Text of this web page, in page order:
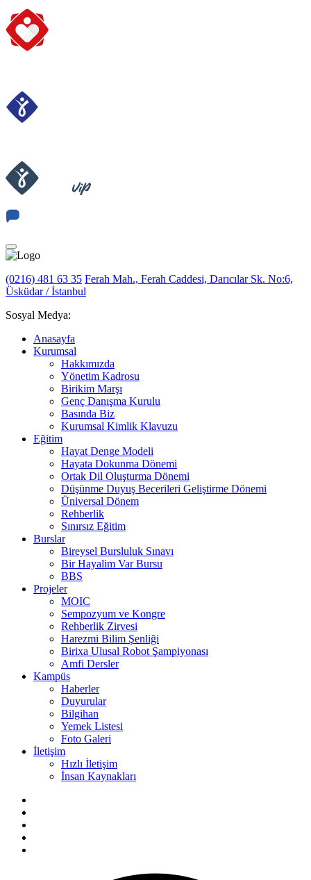
(0216) 481 63 35 Ferah Mah., Ferah Caddesi, Darıcılar Sk. No:6,
Üsküdar / İstanbul
Sosyal Medya:
Anasayfa
Kurumsal
Hakkımızda
Yönetim Kadrosu
Birikim Marşı
Genç Danışma Kurulu
Basında Biz
Kurumsal Kimlik Klavuzu
Eğitim
Hayat Denge Modeli
Hayata Dokunma Dönemi
Ortak Dil Oluşturma Dönemi
Düşünme Duyuş Becerileri Geliştirme Dönemi
Üniversal Dönem
Rehberlik
Sınırsız Eğitim
Burslar
Bireysel Bursluluk Sınavı
Bir Hayalim Var Bursu
BBS
Projeler
MOIC
Sempozyum ve Kongre
Rehberlik Zirvesi
Harezmi Bilim Şenliği
Birixa Ulusal Robot Şampiyonası
Amfi Dersler
Kampüs
Haberler
Duyurular
Bilgihan
Yemek Listesi
Foto Galeri
İletişim
Hızlı İletişim
İnsan Kaynakları